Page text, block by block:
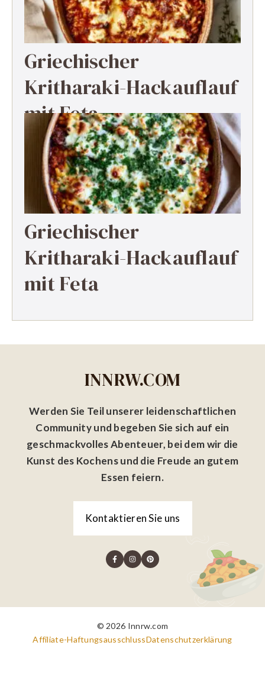
Griechischer
Kritharaki-Hackauflauf
mit Feta
Griechischer
Kritharaki-Hackauflauf
mit Feta
INNRW.COM
Werden Sie Teil unserer leidenschaftlichen
Community und begeben Sie sich auf ein
geschmackvolles Abenteuer, bei dem wir die
Kunst des Kochens und die Freude an gutem
Essen feiern.
Kontaktieren Sie uns
© 2026 Innrw.com
Affiliate-HaftungsausschlussDatenschutzerklärung